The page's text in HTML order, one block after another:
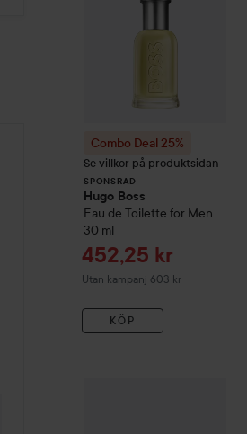
Combo Deal 25%
Se villkor på produktsidan
SPONSRAD
Hugo Boss
Eau de Toilette for Men
30 ml
Reapris
452,25 kr
Utan kampanj 603 kr
KÖP